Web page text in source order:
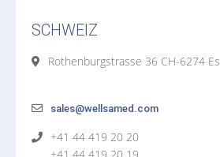
SCHWEIZ
Rothenburgstrasse 36 CH-6274
sales@wellsamed.com
+41 44 419 20 20